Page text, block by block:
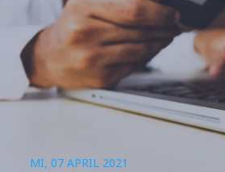
MI, 07 APRIL 2021